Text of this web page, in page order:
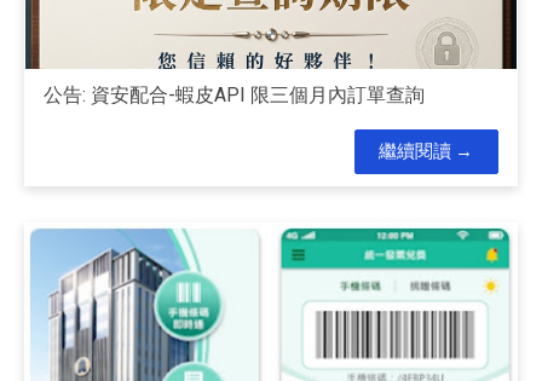
公告: 資安配合-蝦皮API 限三個月內訂單查詢
繼續閱讀